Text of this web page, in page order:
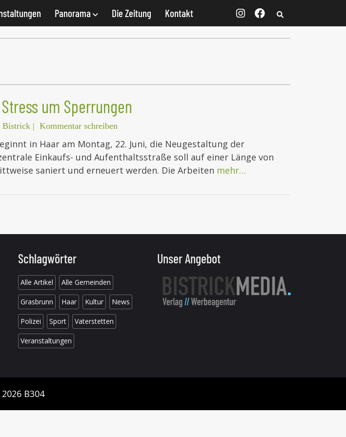
Panorama Die Zeitung Kontakt
um Sperrungen
Bistrick | Kommentar schreiben
in Haar am Montag, 22. Juni, die Neugestaltung der
Einkaufs- und Aufenthaltsstraße soll auf einer Länge von
saniert und erneuert werden. Die Arbeiten mehr…
Schlagwörter
Alle Artikel Alle Gemeinden
Grasbrunn Haar Kultur News
Polizei Sport Vaterstetten
Veranstaltungen
Unser Angebot
B304